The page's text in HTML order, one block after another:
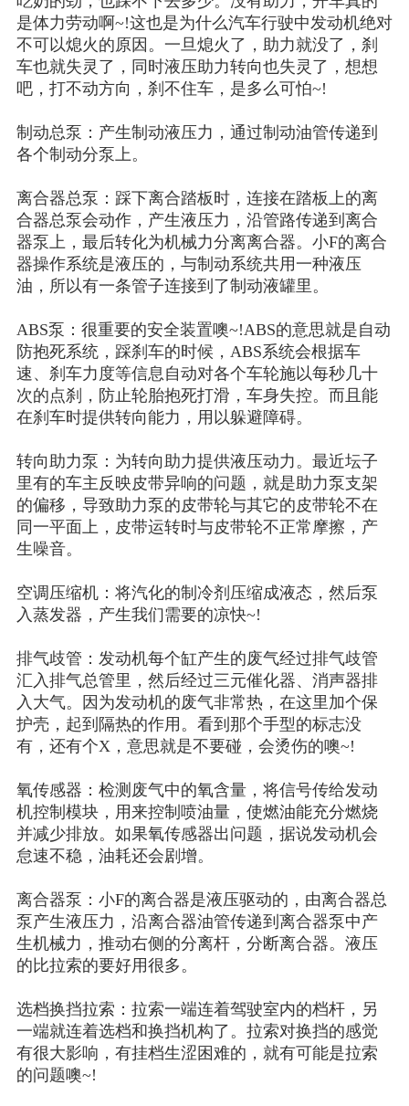
是体力劳动啊 ~!这也是为什么汽车行驶中发动机绝对
不可以熄火的原因。一旦熄火了，助力就没了，刹
车也就失灵了，同时液压助力转向也失灵了，想想
吧，打不动方向，刹不住车，是多么可怕~!
制动总泵：产生制动液压力，通过制动油管传递到
各个制动分泵上。
离合器总泵：踩下离合踏板时，连接在踏板上的离
合器总泵会动作，产生液压力，沿管路传递到离合
器泵上，最后转化为机械力分离离合器。小F的离合
器操作系统是液压的，与制动系统共用一种液压
油，所以有一条管子连接到了制动液罐里。
ABS泵：很重要的安全装置噢~!ABS的意思就是自动
防抱死系统，踩刹车的时候，ABS系统会根据车
速、刹车力度等信息自动对各个车轮施以每秒几十
次的点刹，防止轮胎抱死打滑，车身失控。而且能
在刹车时提供转向能力，用以躲避障碍。
转向助力泵：为转向助力提供液压动力。最近坛子
里有的车主反映皮带异响的问题，就是助力泵支架
的偏移，导致助力泵的皮带轮与其它的皮带轮不在
同一平面上，皮带运转时与皮带轮不正常摩擦，产
生噪音。
空调压缩机：将汽化的制冷剂压缩成液态，然后泵
入蒸发器，产生我们需要的凉快~!
排气歧管：发动机每个缸产生的废气经过排气歧管
汇入排气总管里，然后经过三元催化器、消声器排
入大气。因为发动机的废气非常热，在这里加个保
护壳，起到隔热的作用。看到那个手型的标志没
有，还有个X，意思就是不要碰，会烫伤的噢~!
氧传感器：检测废气中的氧含量，将信号传给发动
机控制模块，用来控制喷油量，使燃油能充分燃烧
并减少排放。如果氧传感器出问题，据说发动机会
怠速不稳，油耗还会剧增。
离合器泵：小F的离合器是液压驱动的，由离合器总
泵产生液压力，沿离合器油管传递到离合器泵中产
生机械力，推动右侧的分离杆，分断离合器。液压
的比拉索的要好用很多。
选档换挡拉索：拉索一端连着驾驶室内的档杆，另
一端就连着选档和换挡机构了。拉索对换挡的感觉
有很大影响，有挂档生涩困难的，就有可能是拉索
的问题噢~!